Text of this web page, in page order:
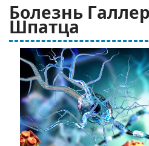
Болезнь
Шпатца